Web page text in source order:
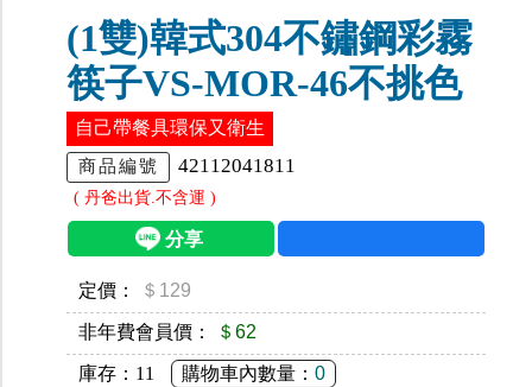
(1雙)韓式304不鏽鋼彩霧
筷子VS-MOR-46不挑色
自己帶餐具環保又衛生
商品編號 42112041811
( 丹爸出貨.不含運 )
定價： ＄129
非年費會員價： ＄62
庫存： 11 購物車內數量： 0